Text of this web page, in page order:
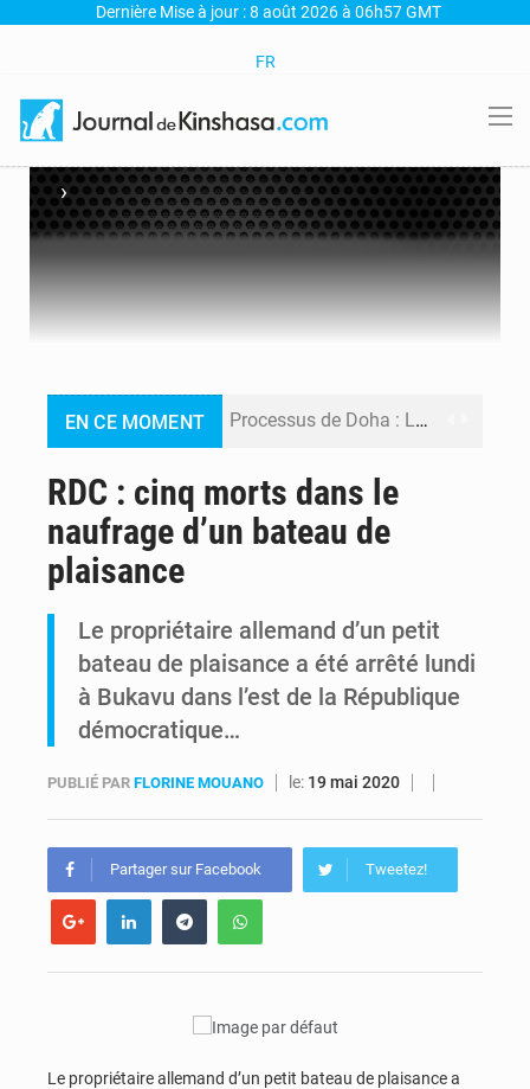
Dernière Mise à jour : 8 août 2026 à 06h57 GMT
FR
›
EN CE MOMENT Processus de Doha : La RDC libère 15 prisonniers et réaffirme sa détermination à respecter ses engagements
RDC : Raïssa Malu lance les préparatifs d’une Table ronde nationale sur l’éducation inclusive des enfants handicapés
RDC : cinq morts dans le
naufrage d’un bateau de
plaisance
Le propriétaire allemand d’un petit
bateau de plaisance a été arrêté lundi
à Bukavu dans l’est de la République
démocratique…
PUBLIÉ PAR FLORINE MOUANO le: 19 mai 2020
Partager sur Facebook Tweetez!
Le propriétaire allemand d’un petit bateau de plaisance a